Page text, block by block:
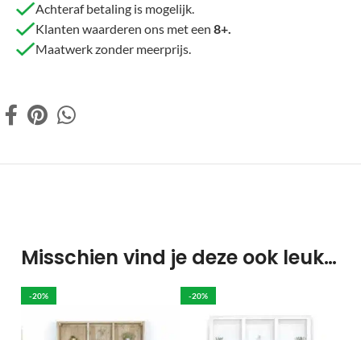
Achteraf betaling is mogelijk.
Klanten waarderen ons met een 8+.
Maatwerk zonder meerprijs.
Misschien vind je deze ook leuk…
-20% -20%